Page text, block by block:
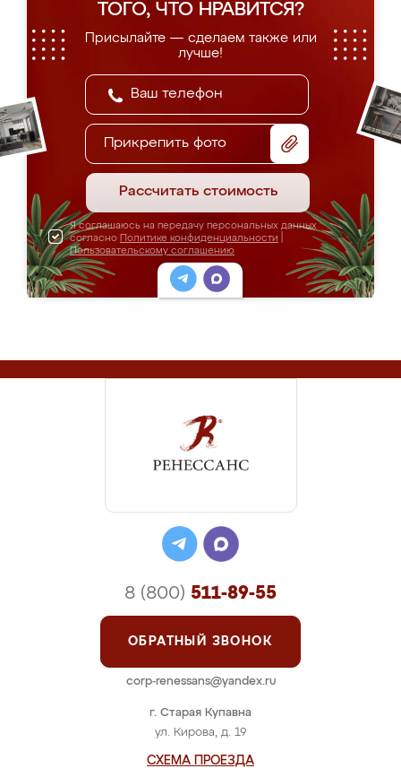
ТОГО, ЧТО НРАВИТСЯ?
Присылайте — сделаем также или
лучше!
Прикрепить фото
Рассчитать стоимость
Я соглашаюсь на передачу персональных данных
согласно Политике конфиденциальности
Пользовательскому соглашению
г. Старая Купавна
ул. Кирова, д. 19
СХЕМА ПРОЕЗДА
8 (800) 511-89-55
ОБРАТНЫЙ ЗВОНОК
corp-renessans@yandex.ru